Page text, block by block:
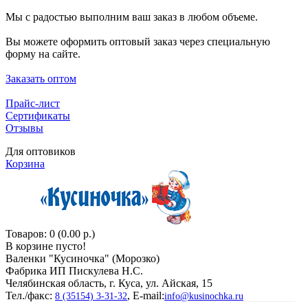
Мы с радостью выполним ваш заказ в любом объеме.
Вы можете оформить оптовый заказ через специальную
форму на сайте.
Заказать оптом
Прайс-лист
Сертификаты
Отзывы
Для оптовиков
Корзина
Товаров: 0 (0.00 р.)
В корзине пусто!
Валенки "Кусиночкa" (Морозко)
Фабрика ИП Пискулева Н.С.
Челябинская область, г. Куса, ул. Айская, 15
Тел./факс: 8 (35154) 3-31-32, E-mail:info@kusinochka.ru